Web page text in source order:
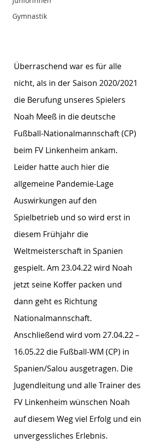
Gymnastik
Überraschend war es für alle
nicht, als in der Saison 2020/2021
die Berufung unseres Spielers
Noah Meeß in die deutsche
Fußball-Nationalmannschaft (CP)
beim FV Linkenheim ankam.
Leider hatte auch hier die
allgemeine Pandemie-Lage
Auswirkungen auf den
Spielbetrieb und so wird erst in
diesem Frühjahr die
Weltmeisterschaft in Spanien
gespielt. Am 23.04.22 wird Noah
jetzt seine Koffer packen und
dann geht es Richtung
Nationalmannschaft.
Anschließend wird vom 27.04.22 –
16.05.22 die Fußball-WM (CP) in
Spanien/Salou ausgetragen. Die
Jugendleitung und alle Trainer des
FV Linkenheim wünschen Noah
auf diesem Weg viel Erfolg und ein
unvergessliches Erlebnis.